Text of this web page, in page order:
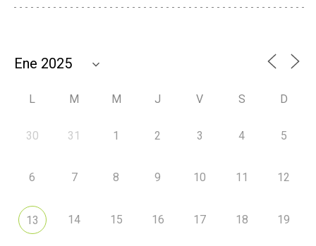
L M M J V S D
30 31 1 2 3 4 5
6 7 8 9 10 11 12
13 14 15 16 17 18 19